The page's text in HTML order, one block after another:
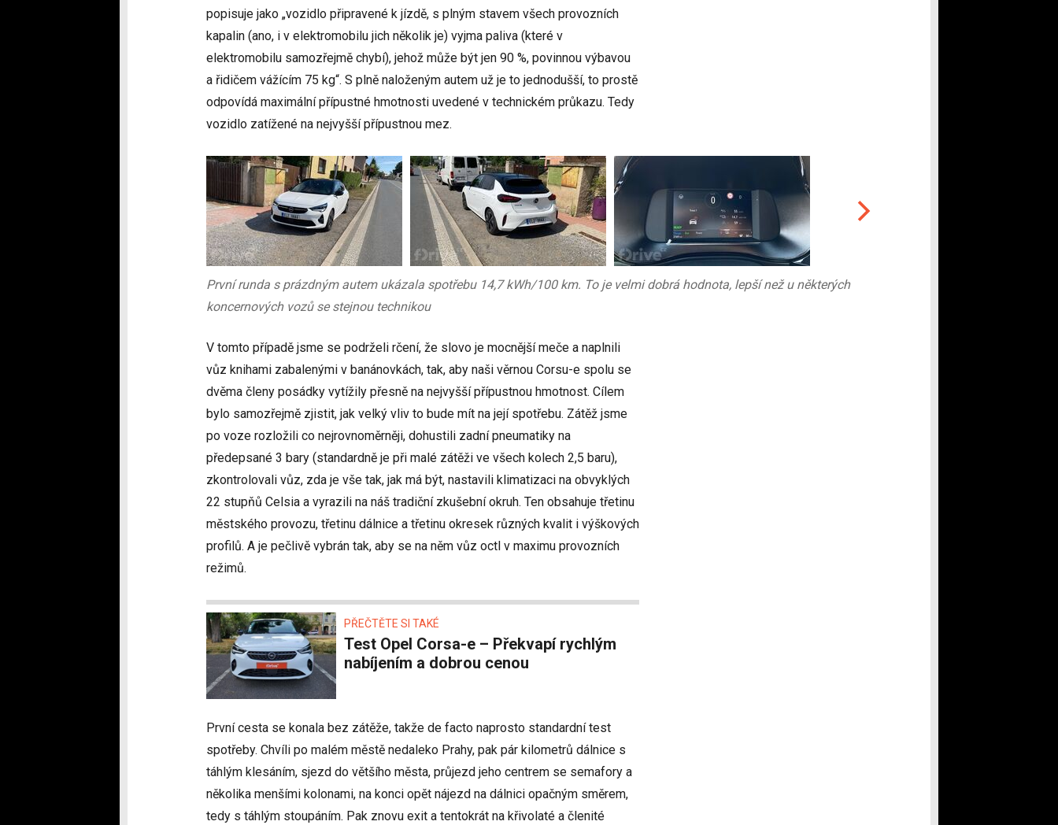
popisuje jako „vozidlo připravené k jízdě, s plným stavem všech provozních
kapalin (ano, i v elektromobilu jich několik je) vyjma paliva (které v
elektromobilu samozřejmě chybí), jehož může být jen 90 %, povinnou výbavou
a řidičem vážícím 75 kg“. S plně naloženým autem už je to jednodušší, to prostě
odpovídá maximální přípustné hmotnosti uvedené v technickém průkazu. Tedy
vozidlo zatížené na nejvyšší přípustnou mez.
První runda s prázdným autem ukázala spotřebu 14,7 kWh/100 km. To je velmi dobrá hodnota, lepší než u některých
koncernových vozů se stejnou technikou
V tomto případě jsme se podrželi rčení, že slovo je mocnější meče a naplnili
vůz knihami zabalenými v banánovkách, tak, aby naši věrnou Corsu-e spolu se
dvěma členy posádky vytížily přesně na nejvyšší přípustnou hmotnost. Cílem
bylo samozřejmě zjistit, jak velký vliv to bude mít na její spotřebu. Zátěž jsme
po voze rozložili co nejrovnoměrněji, dohustili zadní pneumatiky na
předepsané 3 bary (standardně je při malé zátěži ve všech kolech 2,5 baru),
zkontrolovali vůz, zda je vše tak, jak má být, nastavili klimatizaci na obvyklých
22 stupňů Celsia a vyrazili na náš tradiční zkušební okruh. Ten obsahuje třetinu
městského provozu, třetinu dálnice a třetinu okresek různých kvalit i výškových
profilů. A je pečlivě vybrán tak, aby se na něm vůz octl v maximu provozních
režimů.
PŘEČTĚTE SI TAKÉ
Test Opel Corsa-e – Překvapí rychlým
nabíjením a dobrou cenou
První cesta se konala bez zátěže, takže de facto naprosto standardní test
spotřeby. Chvíli po malém městě nedaleko Prahy, pak pár kilometrů dálnice s
táhlým klesáním, sjezd do většího města, průjezd jeho centrem se semafory a
několika menšími kolonami, na konci opět nájezd na dálnici opačným směrem,
tedy s táhlým stoupáním. Pak znovu exit a tentokrát na křivolaté a členité